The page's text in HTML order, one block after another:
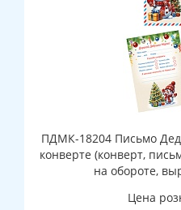
ПДМК-18204 Письмо
конверте (конверт,
на обороте,
Цена